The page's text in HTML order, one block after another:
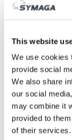
This website
We use cookies
provide social
We also share
our social
may combine it
provided to
of their services.
İNDİRMELER